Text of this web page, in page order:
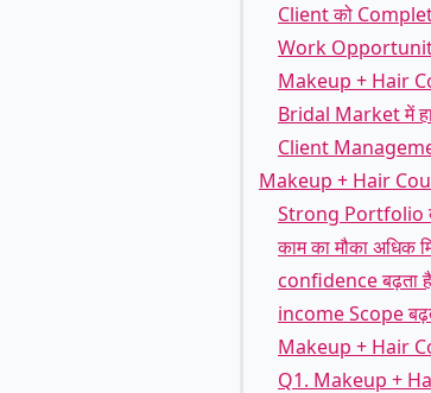
Client को
Work
Makeup + Hair
Bridal Market में
Client
Makeup + Hair
Strong Portfolio
काम का मौका अधिक
confidence बढ़ता है
income Scope
Makeup + Hair
Q1. Makeup +